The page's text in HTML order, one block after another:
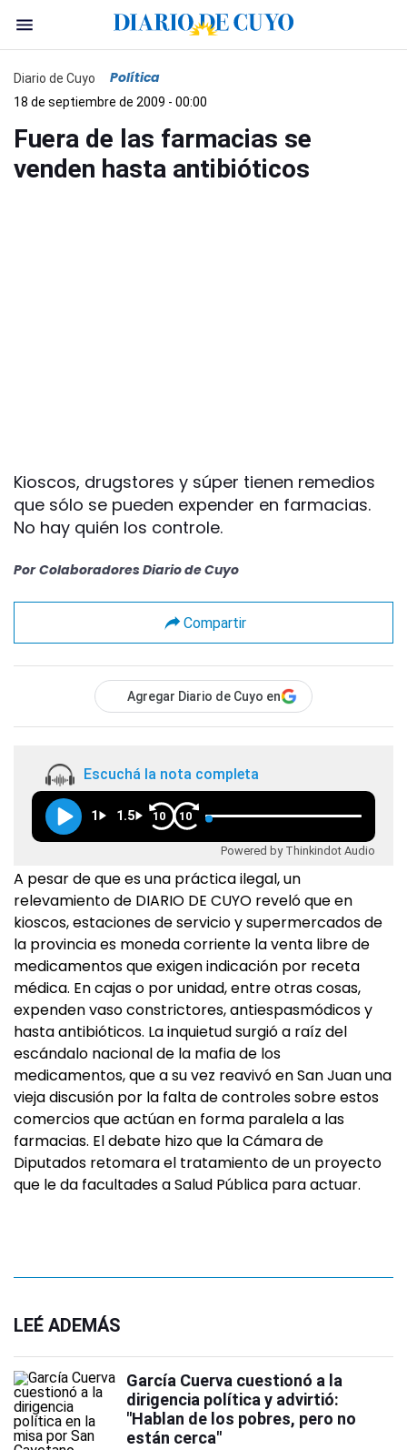
Diario de Cuyo Política
18 de septiembre de 2009 - 00:00
Fuera de las farmacias se
venden hasta antibióticos
Kioscos, drugstores y súper tienen remedios
que sólo se pueden expender en farmacias.
No hay quién los controle.
Por Colaboradores Diario de Cuyo
Compartir
Agregar Diario de Cuyo en
Escuchá la nota completa
1 1.5 10 10
Powered by Thinkindot Audio
A pesar de que es una práctica ilegal, un
relevamiento de DIARIO DE CUYO reveló que en
kioscos, estaciones de servicio y supermercados de
la provincia es moneda corriente la venta libre de
medicamentos que exigen indicación por receta
médica. En cajas o por unidad, entre otras cosas,
expenden vaso constrictores, antiespasmódicos y
hasta antibióticos. La inquietud surgió a raíz del
escándalo nacional de la mafia de los
medicamentos, que a su vez reavivó en San Juan una
vieja discusión por la falta de controles sobre estos
comercios que actúan en forma paralela a las
farmacias. El debate hizo que la Cámara de
Diputados retomara el tratamiento de un proyecto
que le da facultades a Salud Pública para actuar.
LEÉ ADEMÁS
García Cuerva cuestionó a la
dirigencia política y advirtió:
"Hablan de los pobres, pero no
están cerca"